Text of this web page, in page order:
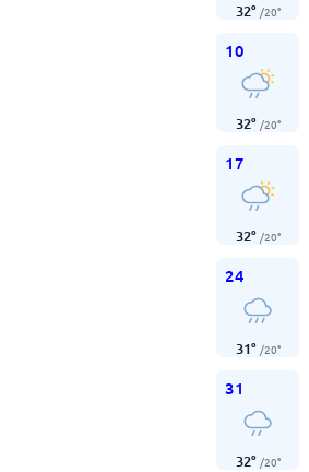
32° /20°
10
32° /20°
17
32° /20°
24
31° /20°
31
32° /20°